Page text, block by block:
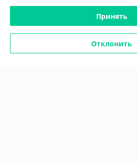
Сайт создан на платформе Deal.by
Принять
Отклонить